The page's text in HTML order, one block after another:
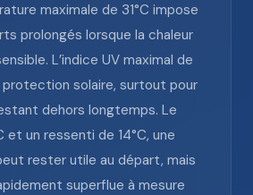
maximale de 31°C impose
prolongés lorsque la chaleur
L’indice UV maximal de
protection solaire, surtout pour
dehors longtemps. Le
et un ressenti de 14°C, une
rester utile au départ, mais
superflue à mesure